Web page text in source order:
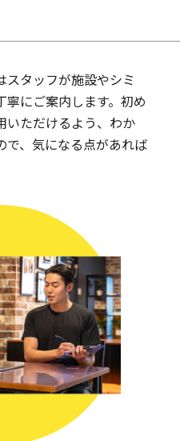
タッフが施設やシミ
寧にご案内します。初め
いただけるよう、わか
で、気になる点があれば